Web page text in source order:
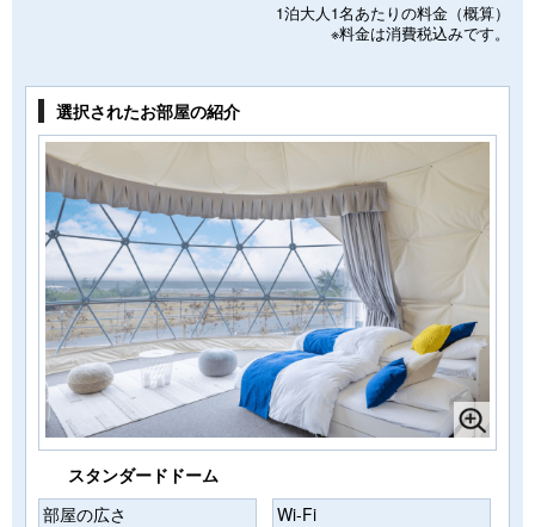
1泊大人1名あたりの料金（概算）
※料金は消費税込みです。
選択されたお部屋の紹介
スタンダードドーム
部屋の広さ
Wi-Fi